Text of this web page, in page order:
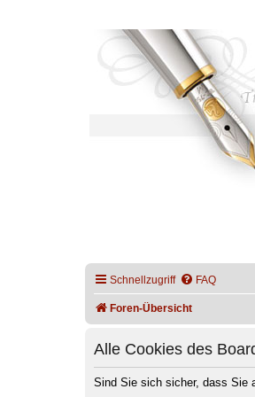
Schnellzugriff FAQ
Foren-Übersicht
Alle Cookies des
Sind Sie sich sicher, dass Sie